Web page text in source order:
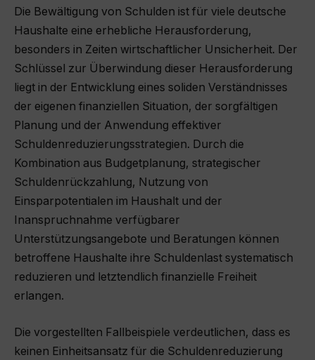
Die Bewältigung von Schulden ist für viele deutsche
Haushalte eine erhebliche Herausforderung,
besonders in Zeiten wirtschaftlicher Unsicherheit. Der
Schlüssel zur Überwindung dieser Herausforderung
liegt in der Entwicklung eines soliden Verständnisses
der eigenen finanziellen Situation, der sorgfältigen
Planung und der Anwendung effektiver
Schuldenreduzierungsstrategien. Durch die
Kombination aus Budgetplanung, strategischer
Schuldenrückzahlung, Nutzung von
Einsparpotentialen im Haushalt und der
Inanspruchnahme verfügbarer
Unterstützungsangebote und Beratungen können
betroffene Haushalte ihre Schuldenlast systematisch
reduzieren und letztendlich finanzielle Freiheit
erlangen.
Die vorgestellten Fallbeispiele verdeutlichen, dass es
keinen Einheitsansatz für die Schuldenreduzierung